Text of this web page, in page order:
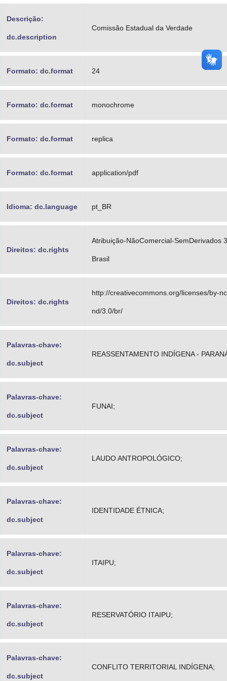
Descrição:
dc.description
Comissão Estadual da Verdade
Formato: dc.format 24
Formato: dc.format monochrome
Formato: dc.format replica
Formato: dc.format application/pdf
Idioma: dc.language pt_BR
Direitos: dc.rights
Atribuição-NãoComercial-SemDerivados
Brasil
Direitos: dc.rights
http://creativecommons.org/licenses/by-
nd/3.0/br/
Palavras-chave:
dc.subject
REASSENTAMENTO INDÍGENA -
Palavras-chave:
dc.subject
FUNAI;
Palavras-chave:
dc.subject
LAUDO ANTROPOLÓGICO;
Palavras-chave:
dc.subject
IDENTIDADE ÉTNICA;
Palavras-chave:
dc.subject
ITAIPU;
Palavras-chave:
dc.subject
RESERVATÓRIO ITAIPU;
Palavras-chave:
dc.subject
CONFLITO TERRITORIAL INDÍGENA;